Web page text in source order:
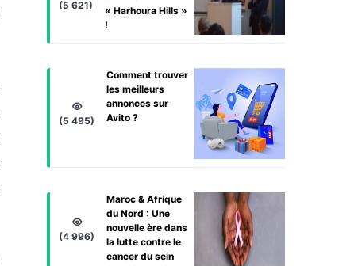
« Harhoura Hills »
!
(5 621)
Comment trouver
les meilleurs
annonces sur
Avito ?
(5 495)
Maroc & Afrique
du Nord : Une
nouvelle ère dans
la lutte contre le
cancer du sein
(4 996)